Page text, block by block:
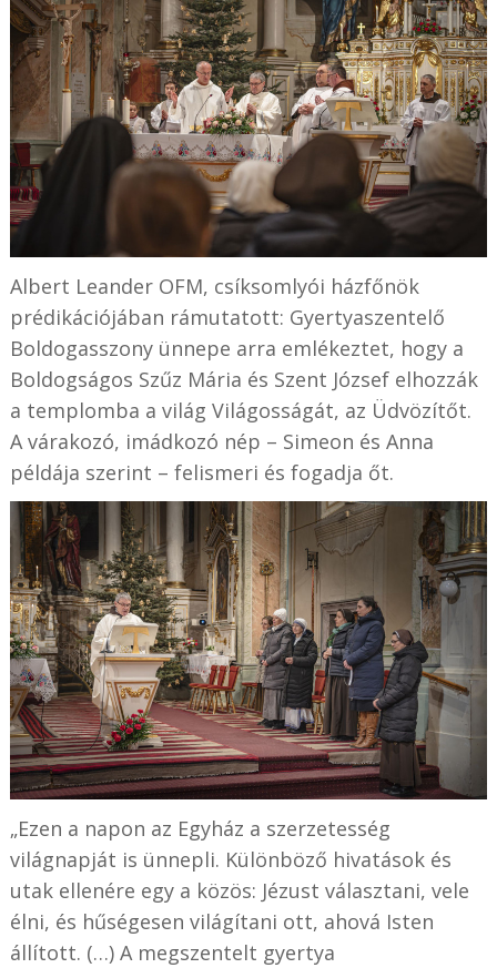
Albert Leander OFM, csíksomlyói házfőnök
prédikációjában rámutatott: Gyertyaszentelő
Boldogasszony ünnepe arra emlékeztet, hogy a
Boldogságos Szűz Mária és Szent József elhozzák
a templomba a világ Világosságát, az Üdvözítőt.
A várakozó, imádkozó nép – Simeon és Anna
példája szerint – felismeri és fogadja őt.
„Ezen a napon az Egyház a szerzetesség
világnapját is ünnepli. Különböző hivatások és
utak ellenére egy a közös: Jézust választani, vele
élni, és hűségesen világítani ott, ahová Isten
állított. (…) A megszentelt gyertya